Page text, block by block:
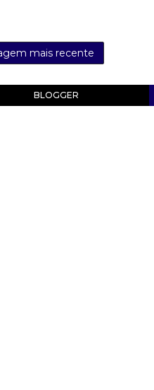
mais recente
BLOGGER